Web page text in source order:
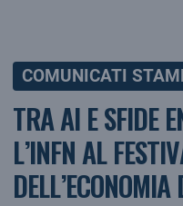
COMUNICATI
TRA AI E SFIDE
L’INFN AL